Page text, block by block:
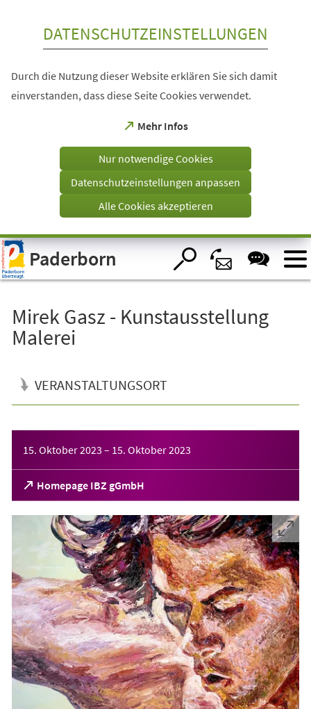
Visuelle
Assistenzsoftware
öffnen.
DATENSCHUTZEINSTELLUNGEN
Durch die Nutzung dieser Website erklären Sie sich damit
einverstanden, dass diese Seite Cookies verwendet.
Mehr Infos
(Öffnet
einem
Tab)
Nur notwendige Cookies
Datenschutzeinstellungen anpassen
Alle Cookies akzeptieren
Paderborn
Mirek Gasz - Kunstausstellung
Malerei
VERANSTALTUNGSORT
15. Oktober 2023 – 15. Oktober 2023
Homepage IBZ gGmbH
(Öffnet
in
einem
neuen